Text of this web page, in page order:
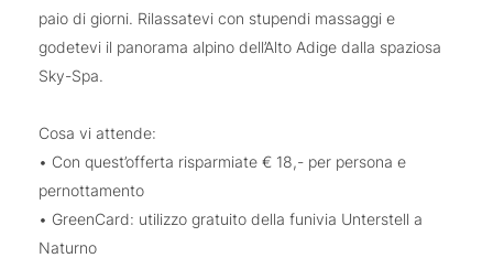
paio di giorni. Rilassatevi con stupendi massaggi e
godetevi il panorama alpino dell’Alto Adige dalla spaziosa
Sky-Spa.
Cosa vi attende:
• Con quest’offerta risparmiate € 18,- per persona e
pernottamento
• GreenCard: utilizzo gratuito della funivia Unterstell a
Naturno